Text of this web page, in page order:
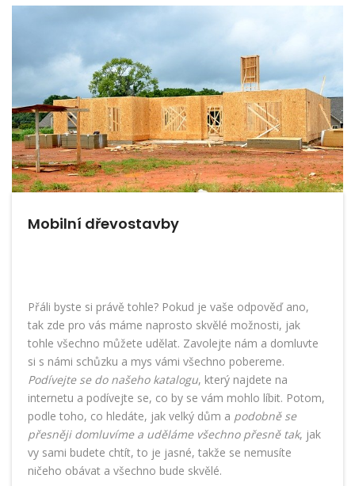
Mobilní dřevostavby
Přáli byste si právě tohle? Pokud je vaše odpověď ano,
tak zde pro vás máme naprosto skvělé možnosti, jak
tohle všechno můžete udělat. Zavolejte nám a domluvte
si s námi schůzku a mys vámi všechno pobereme.
Podívejte se do našeho katalogu, který najdete na
internetu a podívejte se, co by se vám mohlo líbit. Potom,
podle toho, co hledáte, jak velký dům a podobně se
přesněji domluvíme a uděláme všechno přesně tak, jak
vy sami budete chtít, to je jasné, takže se nemusíte
ničeho obávat a všechno bude skvělé.